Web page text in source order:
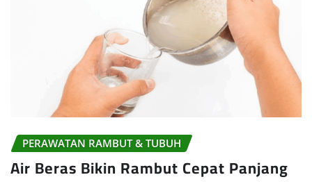
PERAWATAN RAMBUT & TUBUH
Air Beras Bikin Rambut Cepat Panjang